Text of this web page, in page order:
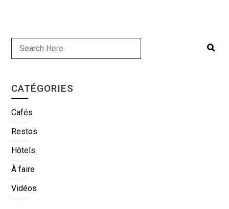
CATÉGORIES
Cafés
Restos
Hôtels
À faire
Vidéos